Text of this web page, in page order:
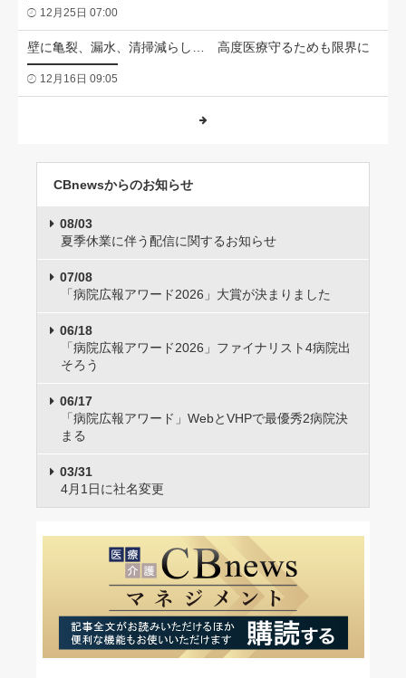
12月25日 07:00
壁に亀裂、漏水、清掃減らし… 高度医療守るためも限界に
12月16日 09:05
CBnewsからのお知らせ
08/03
夏季休業に伴う配信に関するお知らせ
07/08
「病院広報アワード2026」大賞が決まりました
06/18
「病院広報アワード2026」ファイナリスト4病院出
そろう
06/17
「病院広報アワード」WebとVHPで最優秀2病院決
まる
03/31
4月1日に社名変更